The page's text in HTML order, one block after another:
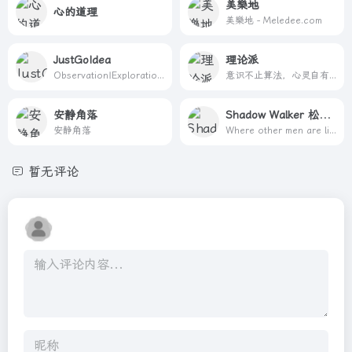
心的道理
美樂地
美樂地 - Meledee.com
JustGoIdea
Observation|Exploration|Zen Life
理论派
意识不止算法，心灵自有归途。
安静角落
安静角落
Shadow Walker 松烟阁
Where other men are limited by morality or law, remember, everything is permitted. I walk in the darkness to serve the light.
暂无评论